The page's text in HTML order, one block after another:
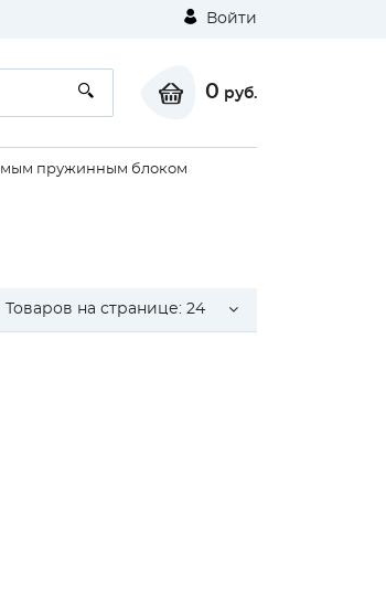
Войти
0 руб.
пружинным блоком
Товаров на странице: 24